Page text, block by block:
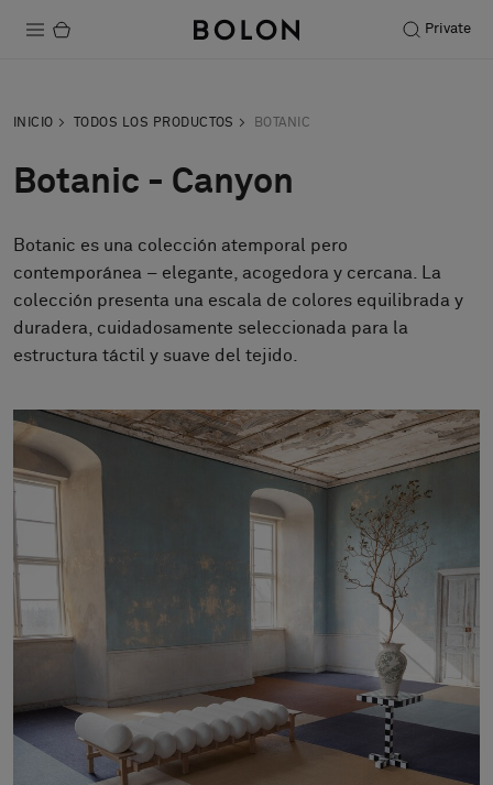
Private
Sostenibilidad
Instalación
Mantenimiento
Historias
FAQ
Sobre nosotros
Contáctanos
Image & Material Bank
INICIO TODOS LOS PRODUCTOS BOTANIC
Botanic - Canyon
Botanic es una colección atemporal pero
contemporánea – elegante, acogedora y cercana. La
colección presenta una escala de colores equilibrada y
duradera, cuidadosamente seleccionada para la
estructura táctil y suave del tejido.